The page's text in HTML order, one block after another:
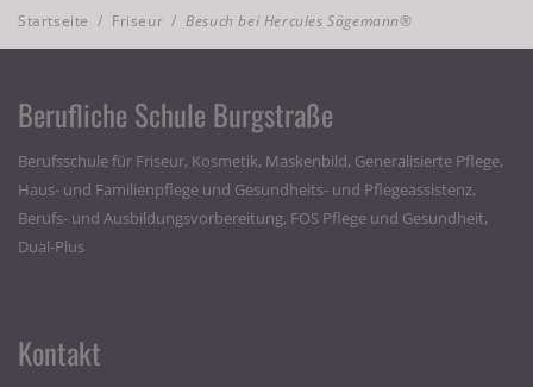
Startseite / Friseur /Besuch bei Hercules Sägemann®
Berufliche Schule Burgstraße
Berufsschule für Friseur, Kosmetik, Maskenbild, Generalisierte Pflege,
Haus- und Familienpflege und Gesundheits- und Pflegeassistenz,
Berufs- und Ausbildungsvorbereitung, FOS Pflege und Gesundheit,
Dual-Plus
Kontakt